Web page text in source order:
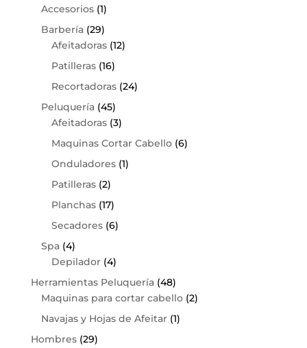
Accesorios (1)
Barbería (29)
Afeitadoras (12)
Patilleras (16)
Recortadoras (24)
Peluquería (45)
Afeitadoras (3)
Maquinas Cortar Cabello (6)
Onduladores (1)
Patilleras (2)
Planchas (17)
Secadores (6)
Spa (4)
Depilador (4)
Herramientas Peluquería (48)
Maquinas para cortar cabello (2)
Navajas y Hojas de Afeitar (1)
Hombres (29)